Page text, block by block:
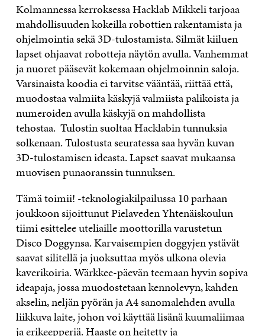
Kolmannessa kerroksessa Hacklab Mikkeli tarjoaa
mahdollisuuden kokeilla robottien rakentamista ja
ohjelmointia sekä 3D-tulostamista. Silmät kiiluen
lapset ohjaavat robotteja näytön avulla. Vanhemmat
ja nuoret pääsevät kokemaan ohjelmoinnin saloja.
Varsinaista koodia ei tarvitse vääntää, riittää että,
muodostaa valmiita käskyjä valmiista palikoista ja
numeroiden avulla käskyjä on mahdollista
tehostaa. Tulostin suoltaa Hacklabin tunnuksia
solkenaan. Tulostusta seuratessa saa hyvän kuvan
3D-tulostamisen ideasta. Lapset saavat mukaansa
muovisen punaoranssin tunnuksen.
Tämä toimii! -teknologiakilpailussa 10 parhaan
joukkoon sijoittunut Pielaveden Yhtenäiskoulun
tiimi esittelee uteliaille moottorilla varustetun
Disco Doggynsa. Karvaisempien doggyjen ystävät
saavat silitellä ja juoksuttaa myös ulkona olevia
kaverikoiria. Wärkkee-päevän teemaan hyvin sopiva
ideapaja, jossa muodostetaan kennolevyn, kahden
akselin, neljän pyörän ja A4 sanomalehden avulla
liikkuva laite, johon voi käyttää lisänä kuumaliimaa
ja erikeepperiä. Haaste on heitetty ja